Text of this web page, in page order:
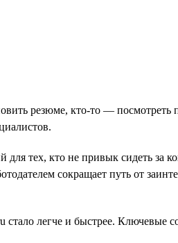
резюме, кто-то —
тех, кто не привык сидеть за
сокращает путь от
легче и быстрее.